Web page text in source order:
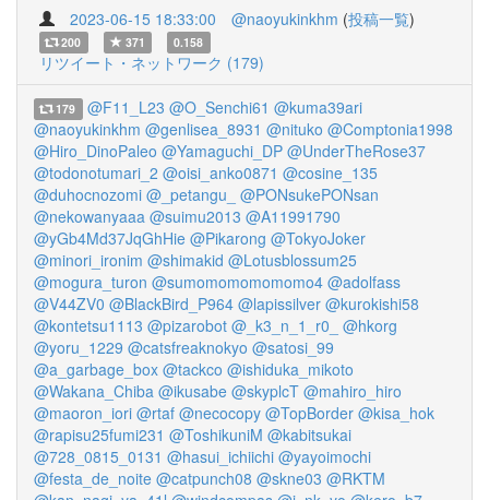
2023-06-15 18:33:00 @naoyukinkhm (投稿一覧)
200 371 0.158
リツイート・ネットワーク (179)
179 @F11_L23 @O_Senchi61 @kuma39ari
@naoyukinkhm @genlisea_8931 @nituko @Comptonia1998
@Hiro_DinoPaleo @Yamaguchi_DP @UnderTheRose37
@todonotumari_2 @oisi_anko0871 @cosine_135
@duhocnozomi @_petangu_
@PONsukePONsan
@nekowanyaaa @suimu2013 @A11991790
@yGb4Md37JqGhHie @Pikarong @TokyoJoker
@minori_ironim @shimakid @Lotusblossum25
@mogura_turon @sumomomomomomo4 @adolfass
@V44ZV0 @BlackBird_P964 @lapissilver @kurokishi58
@kontetsu1113 @pizarobot @_k3_n_1_r0_
@hkorg
@yoru_1229 @catsfreaknokyo @satosi_99
@a_garbage_box @tackco @ishiduka_mikoto
@Wakana_Chiba @ikusabe @skyplcT @mahiro_hiro
@maoron_iori @rtaf @necocopy @TopBorder @kisa_hok
@rapisu25fumi231 @ToshikuniM @kabitsukai
@728_0815_0131 @hasui_ichiichi @yayoimochi
@festa_de_noite @catpunch08 @skne03 @RKTM